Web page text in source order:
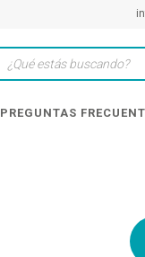
PREGUNTAS